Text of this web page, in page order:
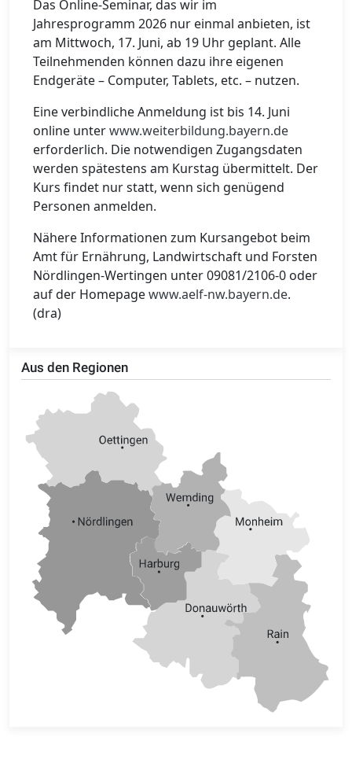
Das Online-Seminar, das wir im
Jahresprogramm 2026 nur einmal anbieten, ist
am Mittwoch, 17. Juni, ab 19 Uhr geplant. Alle
Teilnehmenden können dazu ihre eigenen
Endgeräte – Computer, Tablets, etc. – nutzen.
Eine verbindliche Anmeldung ist bis 14. Juni
online unterwww.weiterbildung.bayern.de
erforderlich. Die notwendigen Zugangsdaten
werden spätestens am Kurstag übermittelt. Der
Kurs findet nur statt, wenn sich genügend
Personen anmelden.
Nähere Informationen zum Kursangebot beim
Amt für Ernährung, Landwirtschaft und Forsten
Nördlingen-Wertingen unter 09081/2106-0 oder
auf der Homepagewww.aelf-nw.bayern.de.
(dra)
Aus den Regionen